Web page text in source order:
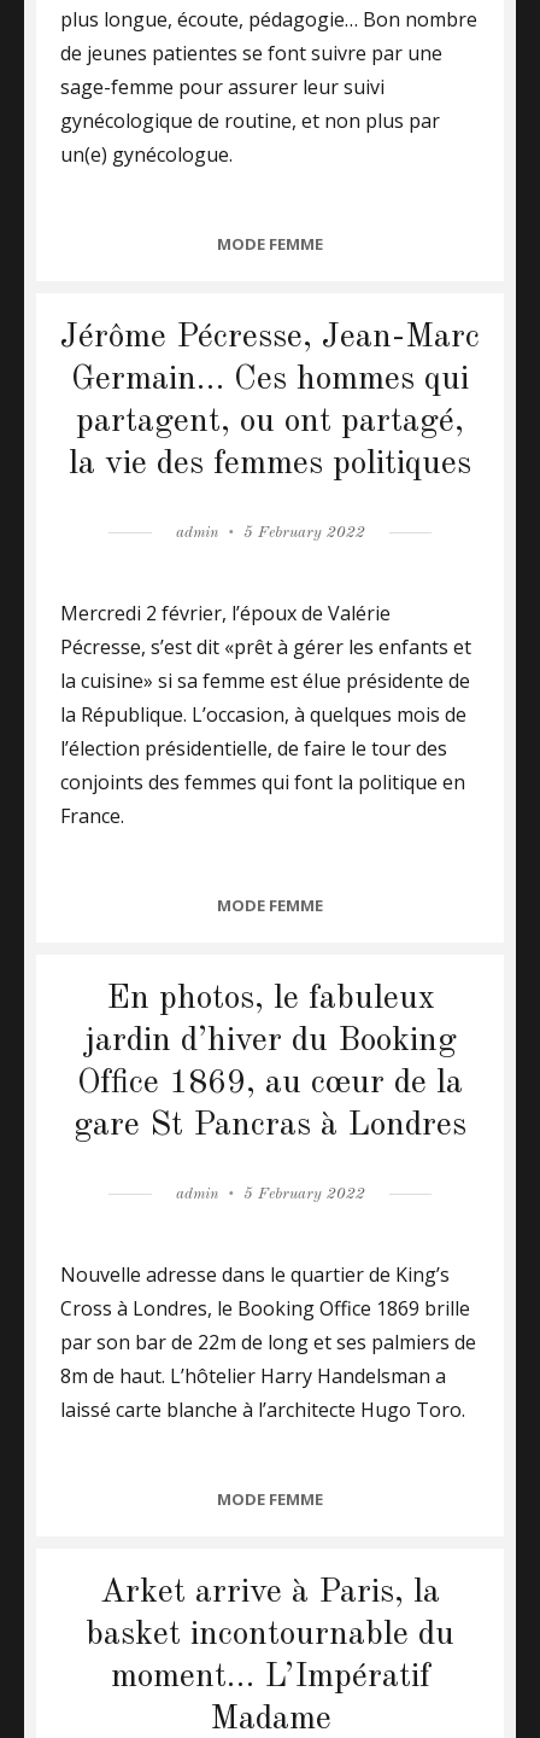
plus longue, écoute, pédagogie… Bon nombre
de jeunes patientes se font suivre par une
sage-femme pour assurer leur suivi
gynécologique de routine, et non plus par
un(e) gynécologue.
CATEGORIES
MODE FEMME
Jérôme Pécresse, Jean-Marc
Germain… Ces hommes qui
partagent, ou ont partagé,
la vie des femmes politiques
Author
admin
Posted
5 February 2022
Mercredi 2 février, l’époux de Valérie
Pécresse, s’est dit «prêt à gérer les enfants et
la cuisine» si sa femme est élue présidente de
la République. L’occasion, à quelques mois de
l’élection présidentielle, de faire le tour des
conjoints des femmes qui font la politique en
France.
CATEGORIES
MODE FEMME
En photos, le fabuleux
jardin d’hiver du Booking
Office 1869, au cœur de la
gare St Pancras à Londres
Author
admin
Posted
5 February 2022
Nouvelle adresse dans le quartier de King’s
Cross à Londres, le Booking Office 1869 brille
par son bar de 22m de long et ses palmiers de
8m de haut. L’hôtelier Harry Handelsman a
laissé carte blanche à l’architecte Hugo Toro.
CATEGORIES
MODE FEMME
Arket arrive à Paris, la
basket incontournable du
moment… L’Impératif
Madame